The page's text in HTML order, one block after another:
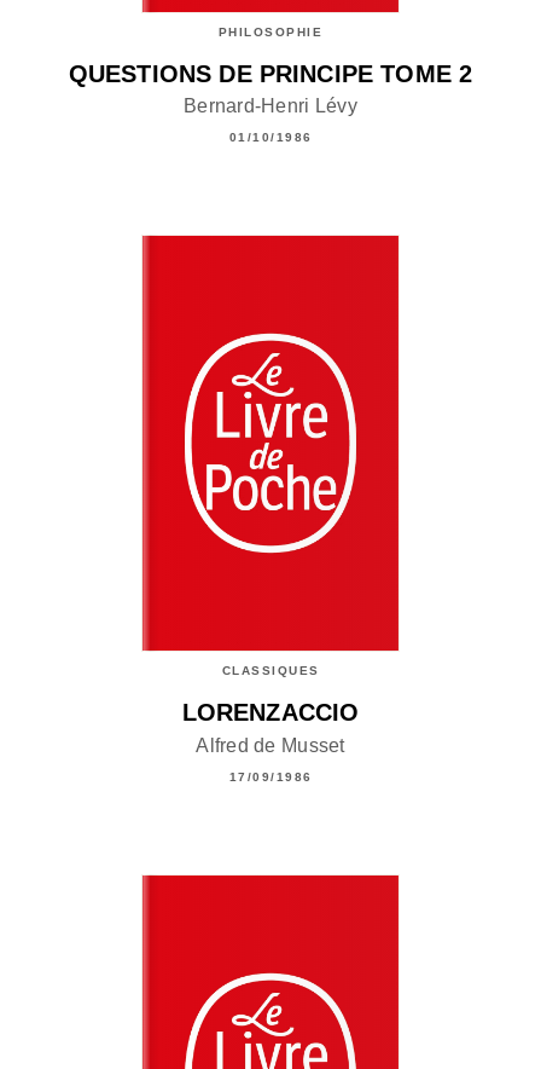
PHILOSOPHIE
QUESTIONS DE PRINCIPE TOME 2
Bernard-Henri Lévy
01/10/1986
CLASSIQUES
LORENZACCIO
Alfred de Musset
17/09/1986